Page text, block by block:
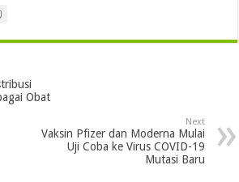
Obat
Next
Vaksin Pfizer dan Moderna Mulai
Uji Coba ke Virus COVID-19
Mutasi Baru